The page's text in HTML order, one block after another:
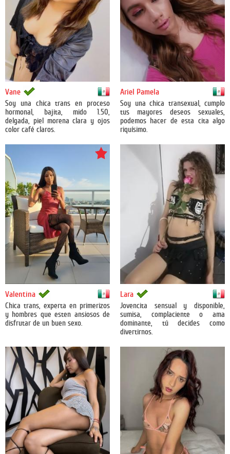
Vane
Soy una chica trans en proceso
hormonal, bajita, mido 1.50,
delgada, piel morena clara y ojos
color café claros.
Ariel Pamela
Soy una chica transexual, cumplo
tus mayores deseos sexuales,
podemos hacer de esta cita algo
riquísimo.
México
Valentina
Chica trans, experta en primerizos
y hombres que esten ansiosos de
disfrutar de un buen sexo.
Lara
Jovencita sensual y disponible,
sumisa, complaciente o ama
dominante, tú decides como
divertirnos.